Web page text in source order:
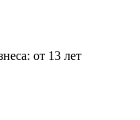
от 13 лет